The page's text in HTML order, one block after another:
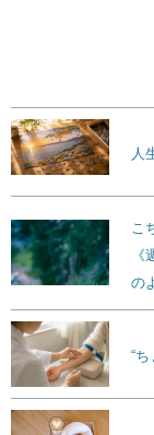
人
こ
の
“